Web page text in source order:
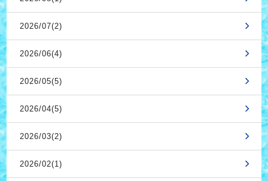
2026/07(2)
2026/06(4)
2026/05(5)
2026/04(5)
2026/03(2)
2026/02(1)